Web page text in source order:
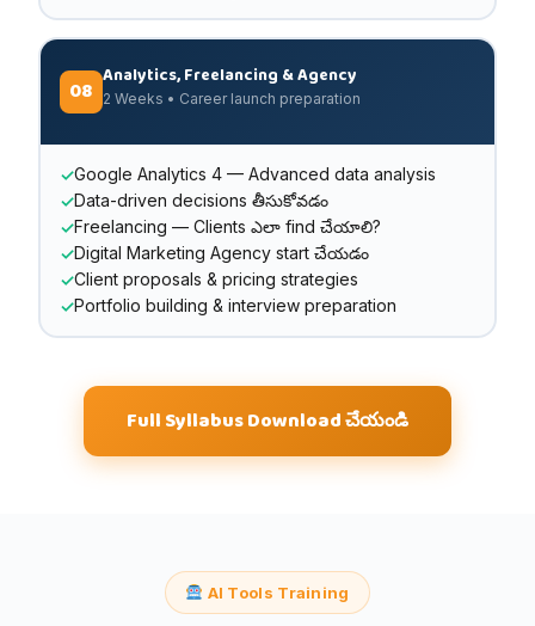
08
Analytics, Freelancing & Agency
2 Weeks • Career launch preparation
Google Analytics 4 — Advanced data analysis
Data-driven decisions తీసుకోవడం
Freelancing — Clients ఎలా find చేయాలి?
Digital Marketing Agency start చేయడం
Client proposals & pricing strategies
Portfolio building & interview preparation
Full Syllabus Download చేయండి
AI Tools Training